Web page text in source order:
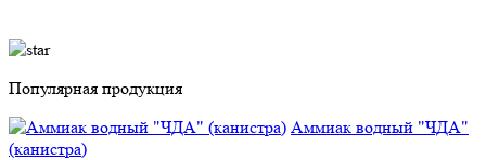
Популярная продукция
Аммиак водный "ЧДА"
(канистра)